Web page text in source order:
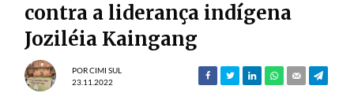
contra a liderança indígena
Joziléia Kaingang
PORCIMI SUL
23.11.2022